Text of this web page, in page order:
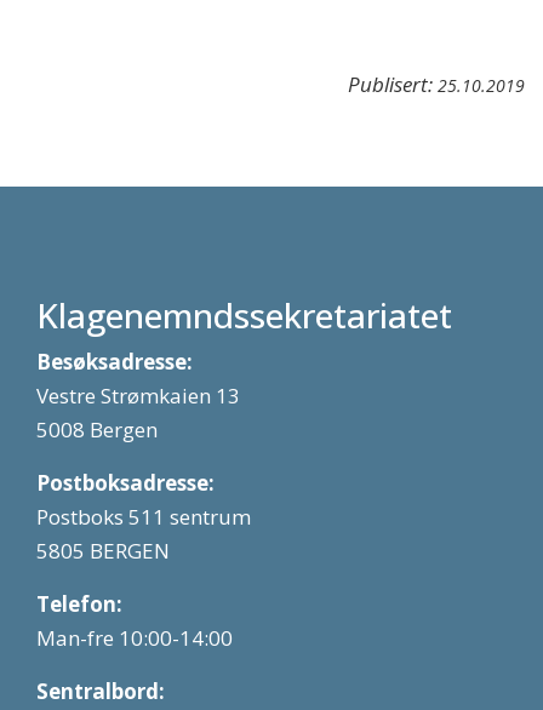
Publisert: 25.10.2019
Klagenemndssekretariatet
Besøksadresse:
Vestre Strømkaien 13
5008 Bergen
Postboksadresse:
Postboks 511 sentrum
5805 BERGEN
Telefon:
Man-fre 10:00-14:00
Sentralbord: